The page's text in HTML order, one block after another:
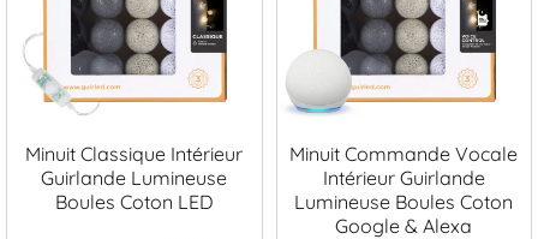
Minuit Classique Intérieur
Guirlande Lumineuse
Boules Coton LED
Minuit Commande Vocale
Intérieur Guirlande
Lumineuse Boules Coton
Google & Alexa